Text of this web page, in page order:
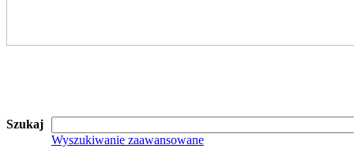
Szukaj
Wyszukiwanie zaawansowane